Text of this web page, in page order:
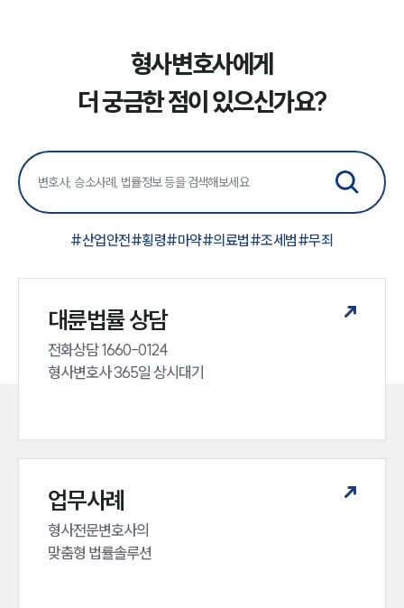
형사변호사에게
더 궁금한 점이 있으신가요?
#산업안전#횡령#마약#의료법#조세범#무죄
대륜법률 상담
전화상담 1660-0124
형사변호사 365일 상시대기
업무사례
형사전문변호사의
맞춤형 법률솔루션